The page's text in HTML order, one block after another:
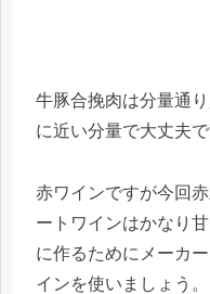
牛豚合挽肉は分量通
に近い分量で大丈夫で
赤ワインですが今回
ートワインはかなり
に作るためにメーカ
インを使いましょう